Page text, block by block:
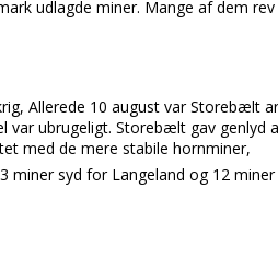
udlagde miner. Mange af dem
Allerede 10 august var Storebælt
var ubrugeligt. Storebælt gav genlyd
med de mere stabile hornminer,
miner syd for Langeland og 12